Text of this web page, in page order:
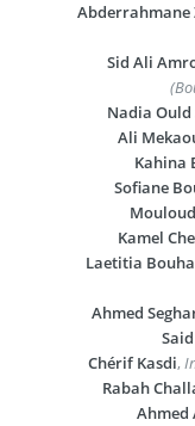
Abderrahmane
Sid Ali
Nadia Ould
Ali
Kahina
Sofiane
Kamel
Laetitia
Ahmed
Chérif Kasdi,
Rabah
Ahmed